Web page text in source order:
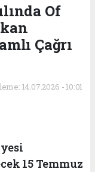
Of
Çağrı
14.07.2026 - 10:01
15 Temmuz